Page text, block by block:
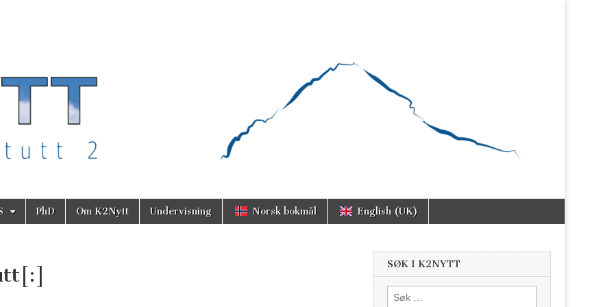
PhD Om K2Nytt Undervisning Norsk bokmål English (UK)
SØK I K2NYTT
Søk